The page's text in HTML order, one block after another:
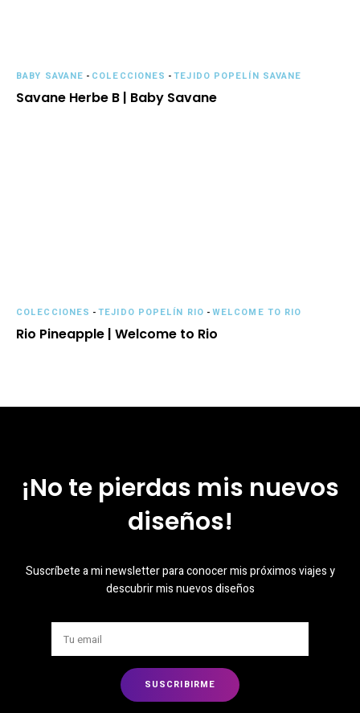
BABY SAVANE - COLECCIONES -TEJIDO POPELÍN SAVANE
Savane Herbe B | Baby Savane
COLECCIONES -TEJIDO POPELÍN RIO -WELCOME TO RIO
Rio Pineapple | Welcome to Rio
¡No te pierdas mis nuevos
diseños!
Suscríbete a mi newsletter para conocer mis próximos viajes y
descubrir mis nuevos diseños